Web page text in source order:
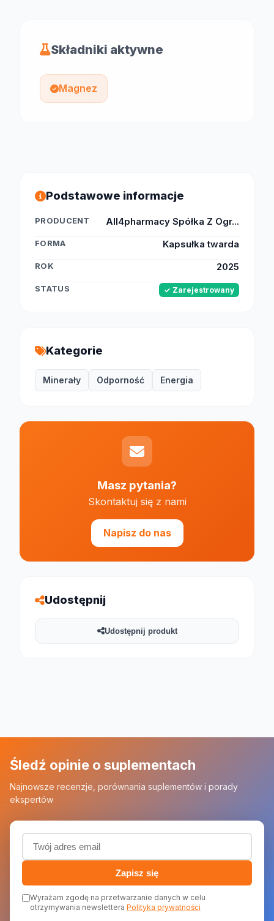
Składniki aktywne
Magnez
Podstawowe informacje
PRODUCENT All4pharmacy Spółka Z Ogr...
FORMA Kapsułka twarda
ROK 2025
STATUS ✓ Zarejestrowany
Kategorie
Minerały Odporność Energia
Masz pytania?
Skontaktuj się z nami
Napisz do nas
Udostępnij
Udostępnij produkt
Śledź opinie o suplementach
Najnowsze recenzje, porównania suplementów i porady
ekspertów
Adres email (wymagany)
Zapisz się
Wyrażam zgodę na przetwarzanie danych w celu
otrzymywania newslettera Polityka prywatności